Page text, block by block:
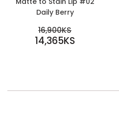
Daily Berry
PRICE
REGULAR PRICE
16,900KS
16,900KS
14,365KS